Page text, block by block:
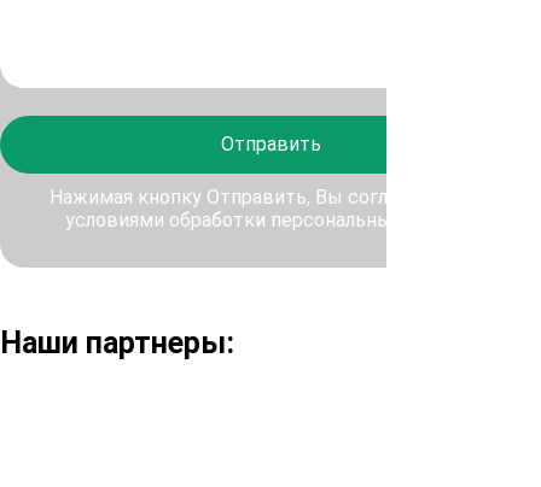
Отправить
Нажимая кнопку Отправить, Вы соглашаетесь с
условиями обработки персональных данных
Наши партнеры: